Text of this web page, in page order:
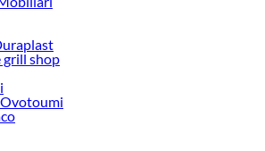
y seguridad son factores importantes al
comprar, por ello contamos con una amplia
y reconocidas en Espatulas. De esta manera,
excelencia y satisfacción garantizada.
shop